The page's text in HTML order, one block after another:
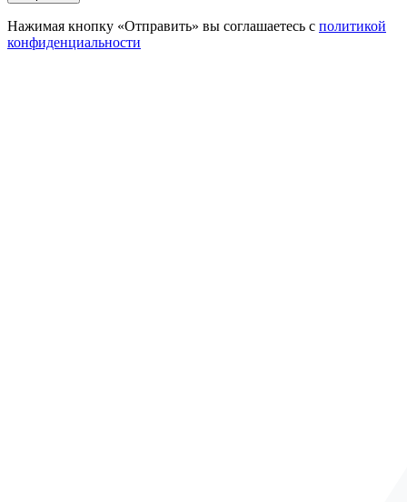
Нажимая кнопку «Отправить» вы соглашаетесь с политикой
конфиденциальности